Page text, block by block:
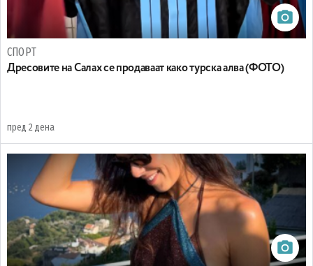
СПОРТ
Дресовите на Салах се продаваат како турска алва (ФОТО)
пред 2 дена